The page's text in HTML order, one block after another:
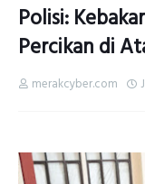
Polisi:
Percikan di
merakcyber.com